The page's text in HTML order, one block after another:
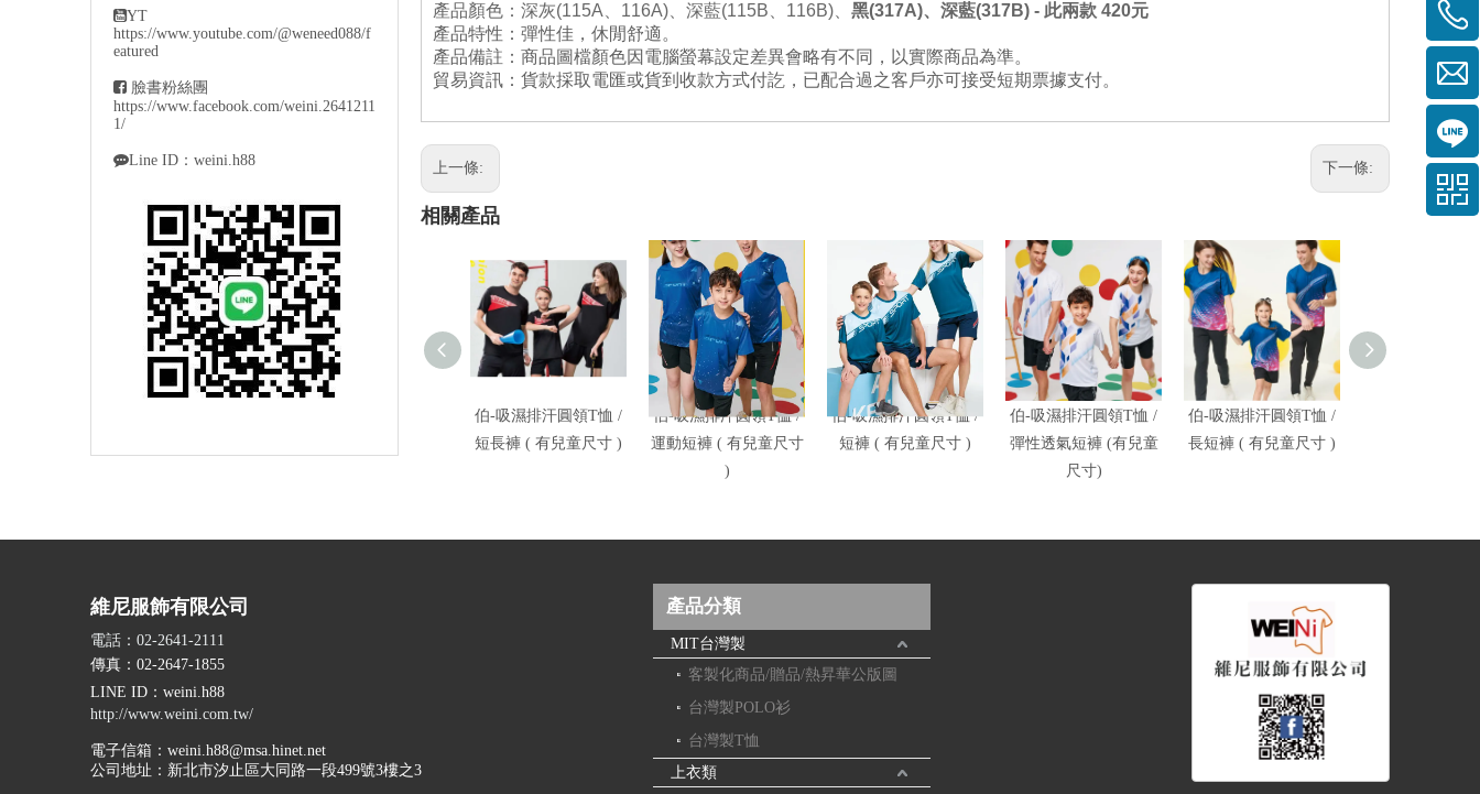
YT
https://www.youtube.com/@weneed088/f
eatured
 臉書粉絲團
https://www.facebook.com/weini.2641211
1/
Line ID：weini.h88
產品顏色 ：深灰(115A 116A)、 深藍(115B 116B)、 黑(317A)、 深藍(317B) - 此兩款 420元
產品特性：彈性佳 ， 休閒舒適。
產品備註：商品圖檔顏色因電腦螢幕設定差異會略有不同，以實際商品為準。
貿易資訊：貨款採取電匯或貨到收款方式付訖，已配合過之客戶亦可接受短期票據支付。
上一條: 下一條:
相關產品
伯-吸濕排汗圓領T恤 /
短長褲 ( 有兒童尺寸 )
伯-吸濕排汗圓領T恤 /
運動短褲 ( 有兒童尺寸
)
伯-吸濕排汗圓領T恤 /
短褲 ( 有兒童尺寸 )
伯-吸濕排汗圓領T恤 /
彈性透氣短褲 (有兒童
尺寸)
伯-吸濕排汗圓領T恤 /
長短褲 ( 有兒童尺寸 )
維尼服飾有限公司
電話：02-2641-2111
傳真：02-2647-1855
LINE ID ：weini.h88
http://www.weini.com.tw/
電子信箱： weini.h88@msa.hinet.net
公司地址： 新北市汐止區大同路一段499號3樓之3
產品分類
MIT台灣製
客製化商品/贈品/熱昇華公版圖
台灣製POLO衫
台灣製T恤
上衣類